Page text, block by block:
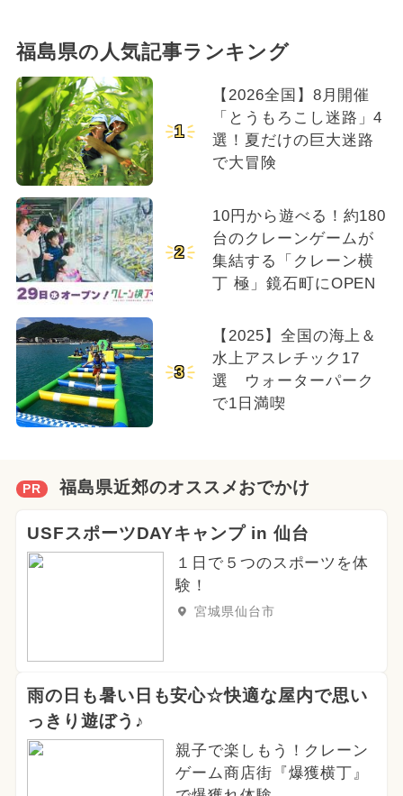
福島県の人気記事ランキング
1
【2026全国】8月開催
「とうもろこし迷路」4
選！夏だけの巨大迷路
で大冒険
2
10円から遊べる！約180
台のクレーンゲームが
集結する「クレーン横
丁 極」鏡石町にOPEN
3
【2025】全国の海上＆
水上アスレチック17
選 ウォーターパーク
で1日満喫
PR 福島県近郊のオススメおでかけ
USFスポーツDAYキャンプ in 仙台
１日で５つのスポーツを体
験！
宮城県仙台市
雨の日も暑い日も安心☆快適な屋内で思い
っきり遊ぼう♪
親子で楽しもう！クレーン
ゲーム商店街『爆獲横丁』